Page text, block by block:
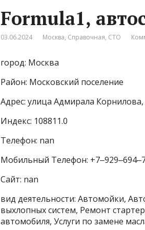
Formula1,
03.06.2024 Москва, Справочная, СТО
город: Москва
Район: Московский поселение
Адрес: улица Адмирала Корнилова,
Индекс: 108811.0
Телефон: nan
Мобильный Телефон:
Сайт: nan
вид деятельности: Автомойки,
выхлопных систем, Ремонт
автомобиля, Услуги по замене